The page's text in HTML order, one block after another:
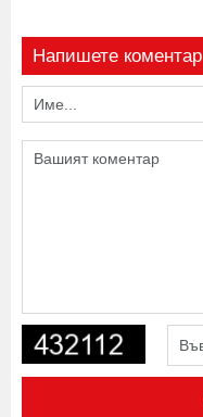
Напишете коментар